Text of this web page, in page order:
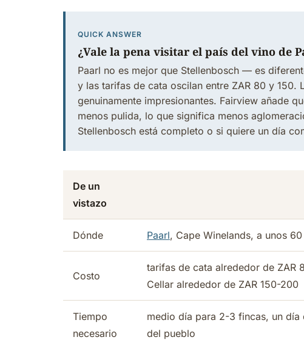
QUICK ANSWER
¿Vale la pena visitar el país del vino de
Paarl no es mejor que Stellenbosch — es
y las tarifas de cata oscilan entre ZAR 80 y 150.
genuinamente impresionantes. Fairview añade
menos pulida, lo que significa menos
Stellenbosch está completo o si quiere un día
De un
vistazo
Dónde Paarl, Cape Winelands, a unos
Costo
tarifas de cata alrededor de ZAR
Cellar alrededor de ZAR 150-200
Tiempo
necesario
medio día para 2-3 fincas, un
del pueblo